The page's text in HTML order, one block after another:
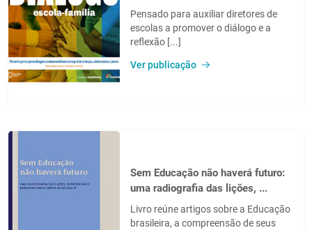
Pensado para auxiliar diretores de
escolas a promover o diálogo e a
reflexão [...]
Ver publicação
Sem Educação não haverá futuro:
uma radiografia das lições, ...
Livro reúne artigos sobre a Educação
brasileira, a compreensão de seus